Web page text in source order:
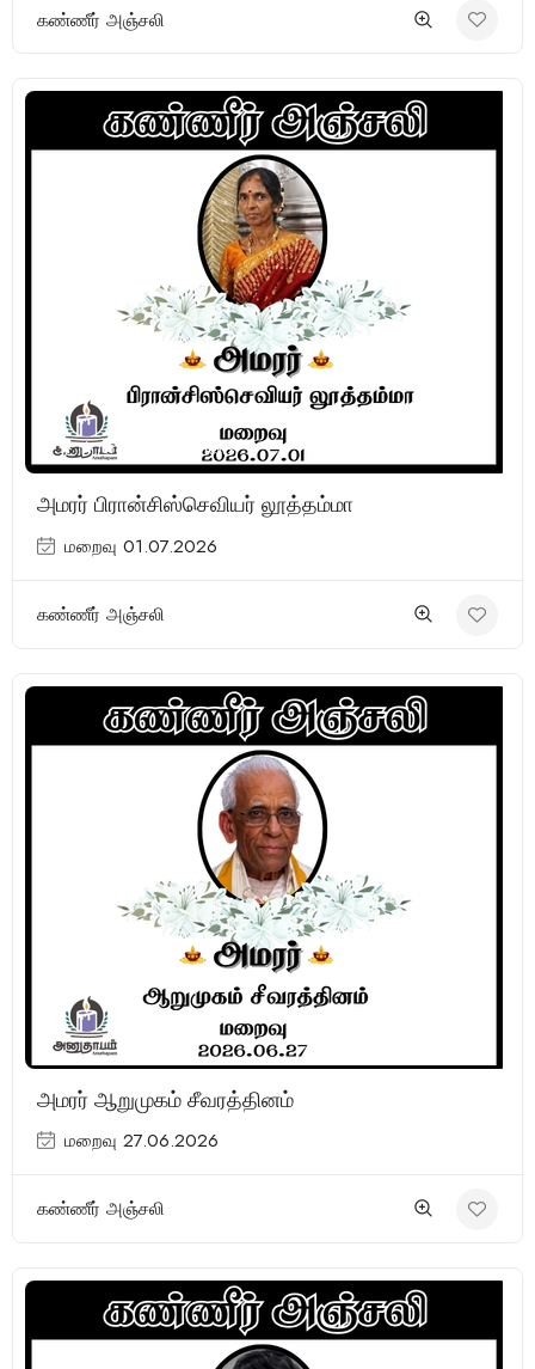
கண்ணீர் அஞ்சலி
(28 Reviews)
அமரர் பிரான்சிஸ்செவியர் லூத்தம்மா
மறைவு 01.07.2026
கண்ணீர் அஞ்சலி
அமரர் ஆறுமுகம் சீவரத்தினம்
மறைவு 27.06.2026
கண்ணீர் அஞ்சலி